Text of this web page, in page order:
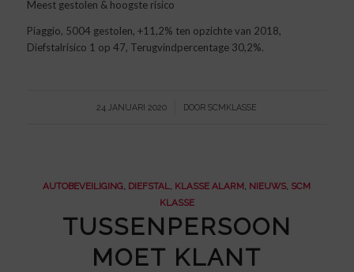
Meest gestolen & hoogste risico
Piaggio, 5004 gestolen, +11,2% ten opzichte van 2018,
Diefstalrisico 1 op 47, Terugvindpercentage 30,2%.
24 JANUARI 2020
/ DOORSCMKLASSE
AUTOBEVEILIGING DIEFSTAL KLASSE ALARM NIEUWS, SCM
KLASSE
TUSSENPERSOON
MOET KLANT